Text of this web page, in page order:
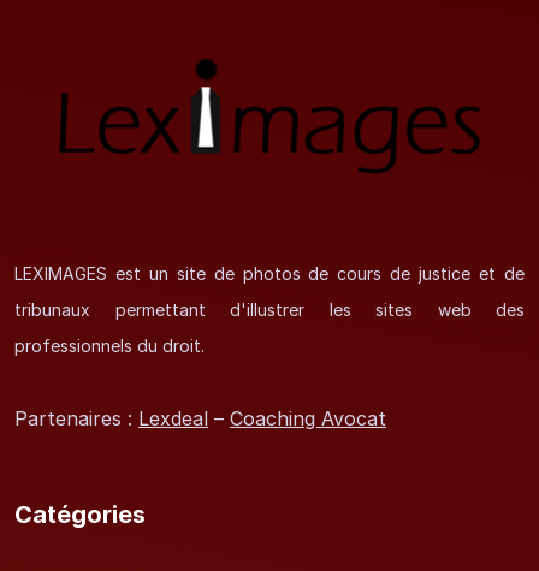
LEXIMAGES est un site de photos de cours de justice et de
tribunaux permettant d'illustrer les sites web des
professionnels du droit.
Partenaires : Lexdeal – Coaching Avocat
Catégories